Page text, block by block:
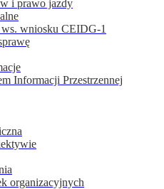
i prawo jazdy
wniosku CEIDG-1
Informacji Przestrzennej
organizacyjnych